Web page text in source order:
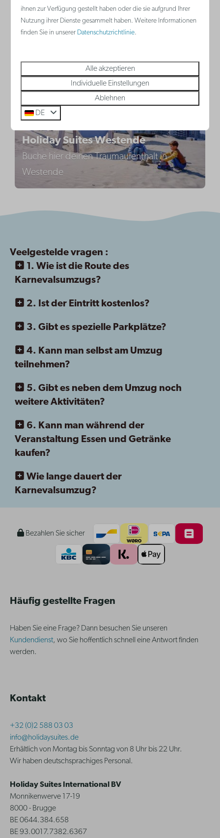
Holiday Suites Nieuwpoort
Boek hier jouw droomverblijf in Nieuwpoort
Holiday Suites Westende
Buche hier deinen Traumaufenthalt in
Westende
Veelgestelde vragen :
1. Wie ist die Route des
Karnevalsumzugs?
2. Ist der Eintritt kostenlos?
3. Gibt es spezielle Parkplätze?
4. Kann man selbst am Umzug
teilnehmen?
5. Gibt es neben dem Umzug noch
weitere Aktivitäten?
6. Kann man während der
Veranstaltung Essen und Getränke
kaufen?
Wie lange dauert der
Karnevalsumzug?
Bezahlen Sie sicher
Häufig gestellte Fragen
Haben Sie eine Frage? Dann besuchen Sie unseren
Kundendienst, wo Sie hoffentlich schnell eine Antwort finden
werden.
Kontakt
+32 (0)2 588 03 03
info@holidaysuites.de
Erhältlich von Montag bis Sonntag von 8 Uhr bis 22 Uhr.
Wir haben deutschsprachiges Personal.
Holiday Suites International BV
Monnikenwerve 17-19
8000 - Brugge
BE 0644.384.658
BE 93.0017.7382.6367
ihnen zur Verfügung gestellt haben oder die sie aufgrund Ihrer
Nutzung ihrer Dienste gesammelt haben. Weitere Informationen
finden Sie in unserer Datenschutzrichtlinie.
Alle akzeptieren
Individuelle Einstellungen
Ablehnen
DE